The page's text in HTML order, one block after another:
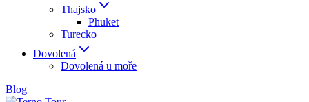
Thajsko
Phuket
Turecko
Dovolená
Dovolená u moře
Blog